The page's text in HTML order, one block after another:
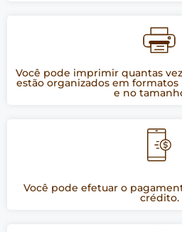
Você pode imprimir quantas
estão organizados em formatos
e no
Você pode efetuar o
crédito.